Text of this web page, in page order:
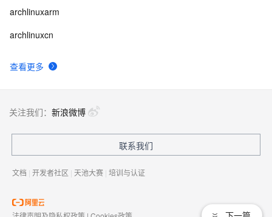
查看更多
archlinuxarm
archlinuxcn
关注我们： 新浪微博
联系我们
文档 | 开发者社区 | 天池大赛 | 培训与认证